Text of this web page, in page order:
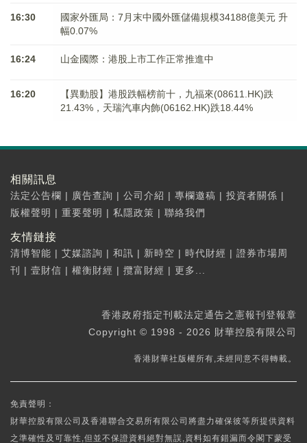
16:30
國家外匯局：7月末中國外匯儲備規模34188億美元 升
幅0.07%
16:24 山金國際：港股上市工作正常推進中
16:20
【異動股】港股跌幅榜前十，九福來(08611.HK)跌
21.43%，天瑞汽車内飾(06162.HK)跌18.44%
相關訊息
法定公告欄 | 廣告查詢 | 公司介紹 | 專欄邀稿 | 投資者關係 |
版權聲明 | 重要聲明 | 私隱政策 | 聯絡我們
友情鏈接
清博智能 | 艾媒諮詢 | 和訊 | 新時空 | 時代財經 | 證券市場周
刊
| 壹財信 | 權衡財經 | 攬富財經 | 更多...
香港政府指定刊載法定通告之憲報刊登報章
Copyright © 1998 - 2026 財華控股有限公司
香港財華社版權所有,未經同意不得轉載。
免責聲明：
財華控股有限公司及香港聯合交易所有限公司將盡力確保彼等所提供資料
之準確性及可靠性,但並不保證資料絕對無誤,資料如有錯漏而令閣下蒙受